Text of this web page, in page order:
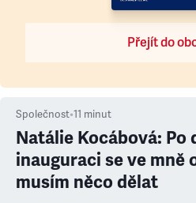
Přejít do
Společnost•11 minut
Natálie Kocábová: Po
inauguraci se ve mně
musím něco dělat